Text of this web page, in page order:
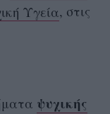
Υγεία, στις
ψυχικής